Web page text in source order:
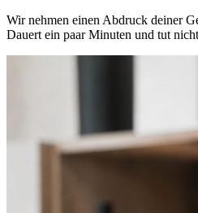
Wir nehmen einen Abdruck deiner
Dauert ein paar Minuten und tut